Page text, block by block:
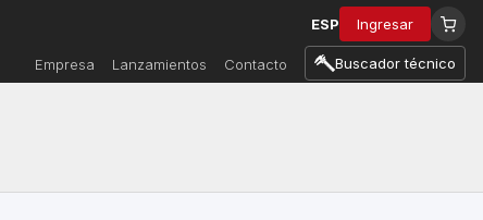
ESP Ingresar
Empresa Lanzamientos Contacto Buscador técnico